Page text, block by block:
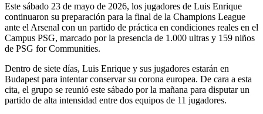
Este sábado 23 de mayo de 2026, los jugadores de Luis Enrique
continuaron su preparación para la final de la Champions League
ante el Arsenal con un partido de práctica en condiciones reales en el
Campus PSG, marcado por la presencia de 1.000 ultras y 159 niños
de PSG for Communities.
Dentro de siete días, Luis Enrique y sus jugadores estarán en
Budapest para intentar conservar su corona europea. De cara a esta
cita, el grupo se reunió este sábado por la mañana para disputar un
partido de alta intensidad entre dos equipos de 11 jugadores.